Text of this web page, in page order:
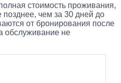
стоимость проживания,
чем за 30 дней до
от бронирования после
обслуживание не